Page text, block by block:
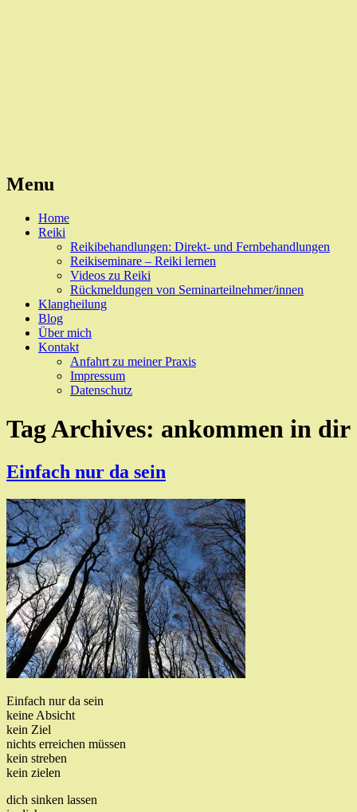
Menu
Skip
Home
Reiki
Reikibehandlungen: Direkt- und Fernbehandlungen
Reikiseminare – Reiki lernen
Videos zu Reiki
Rückmeldungen von Seminarteilnehmer/innen
Klangheilung
Blog
Über mich
Kontakt
Anfahrt zu meiner Praxis
Impressum
Datenschutz
Tag Archives: ankommen in dir
Einfach nur da sein
Einfach nur da sein
keine Absicht
kein Ziel
nichts erreichen müssen
kein streben
kein zielen
dich sinken lassen